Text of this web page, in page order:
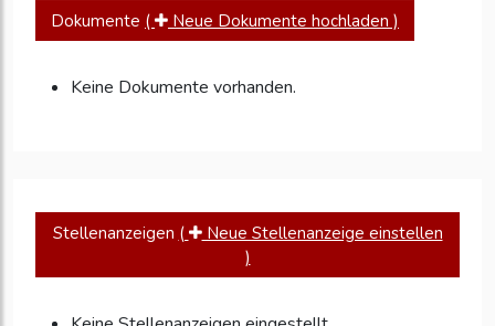
Dokumente ( Neue Dokumente hochladen )
Keine Dokumente vorhanden.
Stellenanzeigen (
Neue Stellenanzeige einstellen
)